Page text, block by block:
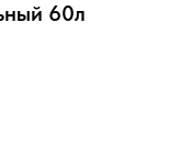
60л